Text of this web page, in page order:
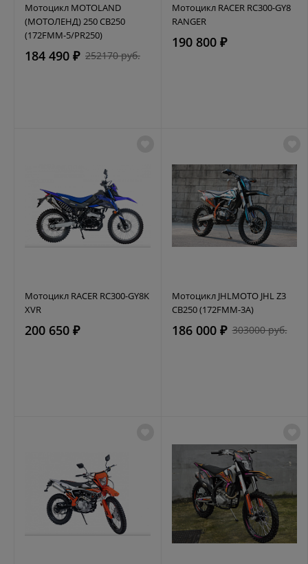
Мотоцикл MOTOLAND
(МОТОЛЕНД) 250 CB250
(172FMM-5/PR250)
184 490 ₽ 252170 руб.
Мотоцикл RACER RC300-GY8
RANGER
190 800 ₽
Мотоцикл RACER RC300-GY8K
XVR
200 650 ₽
Мотоцикл JHLMOTO JHL Z3
CB250 (172FMM-3A)
186 000 ₽ 303000 руб.